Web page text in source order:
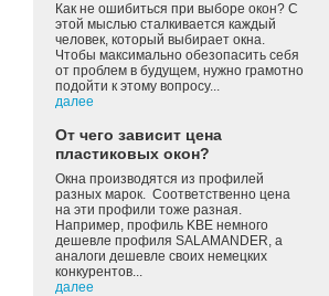
Как не ошибиться при выборе окон? С
этой мыслью сталкивается каждый
человек, который выбирает окна.
Чтобы максимально обезопасить себя
от проблем в будущем, нужно грамотно
подойти к этому вопросу...
далее
От чего зависит цена
пластиковых окон?
Окна производятся из профилей
разных марок. Соответственно цена
на эти профили тоже разная.
Например, профиль KBE немного
дешевле профиля SALAMANDER, а
аналоги дешевле своих немецких
конкурентов...
далее